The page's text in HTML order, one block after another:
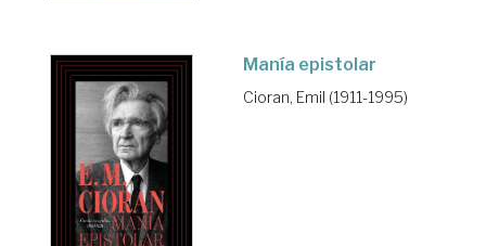
Manía epistolar
Cioran, Emil (1911-1995)